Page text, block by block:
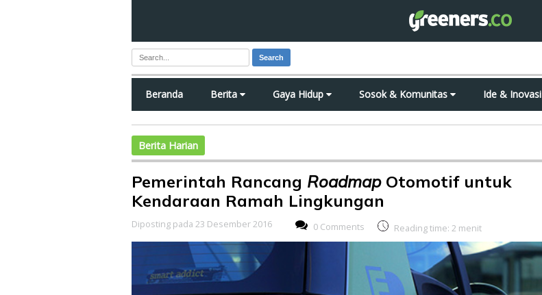
Search
Beranda Berita Gaya Hidup Sosok & Komunitas Ide & Inovasi
Berita Harian
Pemerintah Rancang RoadmapOtomotif untuk
Kendaraan Ramah Lingkungan
Diposting pada 23 Desember 2016 0 Comments Reading time: 2 menit